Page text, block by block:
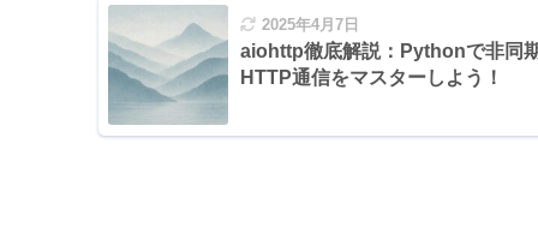
2025年4月7日
aiohttp徹底解説：Pythonで非同
HTTP通信をマスターしよう！